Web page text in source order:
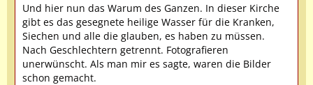
Und hier nun das Warum des Ganzen. In dieser Kirche
gibt es das gesegnete heilige Wasser für die Kranken,
Siechen und alle die glauben, es haben zu müssen.
Nach Geschlechtern getrennt. Fotografieren
unerwünscht. Als man mir es sagte, waren die Bilder
schon gemacht.